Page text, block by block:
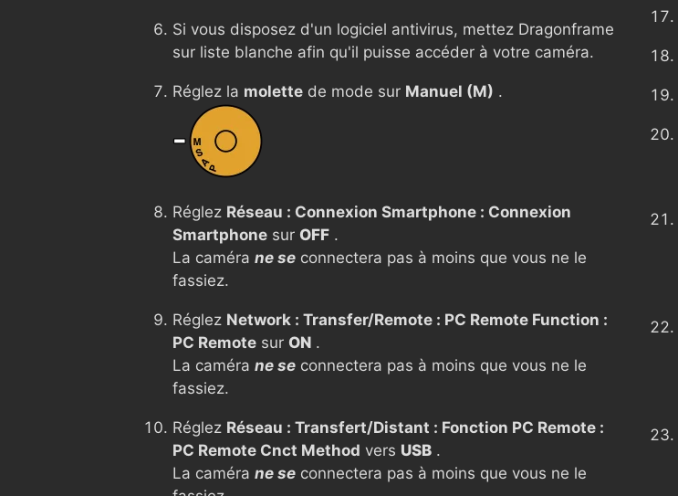
Si vous disposez d'un logiciel antivirus, mettez Dragonframe
sur liste blanche afin qu'il puisse accéder à votre caméra.
Réglez la molette de mode sur Manuel (M) .
Réglez Réseau : Connexion Smartphone : Connexion
Smartphone sur OFF .
La caméra ne se connectera pas à moins que vous ne le
fassiez.
Réglez Network : Transfer/Remote : PC Remote Function :
PC Remote sur ON .
La caméra ne se connectera pas à moins que vous ne le
fassiez.
Réglez Réseau : Transfert/Distant : Fonction PC Remote :
PC Remote Cnct Method vers USB .
La caméra ne se connectera pas à moins que vous ne le